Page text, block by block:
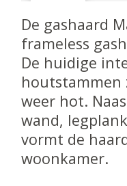
De gashaard
frameless
De huidige
houtstammen
weer hot.
wand,
vormt de
woonkamer.